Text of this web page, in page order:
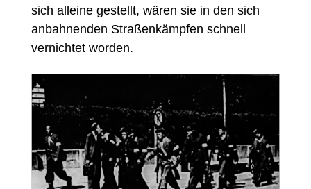
sich alleine gestellt, wären sie in den sich
anbahnenden Straßenkämpfen schnell
vernichtet worden.